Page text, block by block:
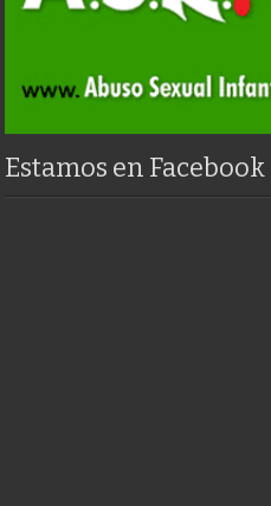
Estamos en Facebook